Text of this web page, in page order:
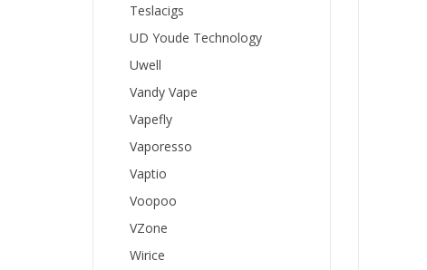
Teslacigs
UD Youde Technology
Uwell
Vandy Vape
Vapefly
Vaporesso
Vaptio
Voopoo
VZone
Wirice